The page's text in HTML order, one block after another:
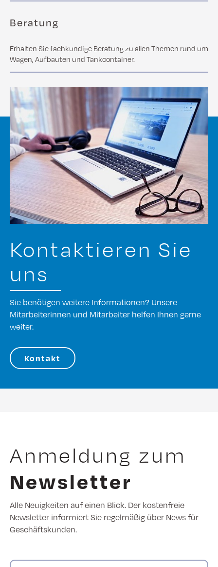
Beratung
Erhalten Sie fachkundige Beratung zu allen Themen rund um
Wagen, Aufbauten und Tankcontainer.
Kontaktieren Sie
uns
Sie benötigen weitere Informationen? Unsere
Mitarbeiterinnen und Mitarbeiter helfen Ihnen gerne
weiter.
Kontakt
Anmeldung zum
Newsletter
Alle Neuigkeiten auf einen Blick. Der kostenfreie
Newsletter informiert Sie regelmäßig über News für
Geschäftskunden.